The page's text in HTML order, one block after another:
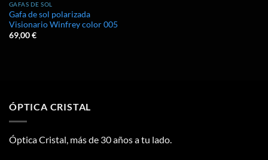
GAFAS DE SOL
Gafa de sol polarizada
Visionario Winfrey color 005
69,00€
ÓPTICA CRISTAL
Óptica Cristal, más de 30 años a tu lado.